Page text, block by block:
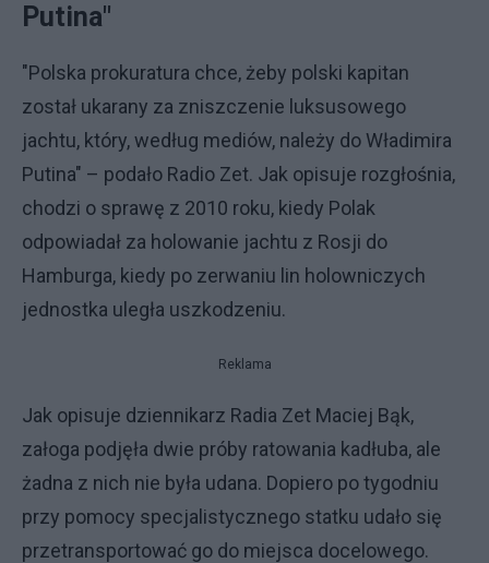
Putina"
"Polska prokuratura chce, żeby polski kapitan
został ukarany za zniszczenie luksusowego
jachtu, który, według mediów, należy do Władimira
Putina" – podało Radio Zet. Jak opisuje rozgłośnia,
chodzi o sprawę z 2010 roku, kiedy Polak
odpowiadał za holowanie jachtu z Rosji do
Hamburga, kiedy po zerwaniu lin holowniczych
jednostka uległa uszkodzeniu.
Reklama
Jak opisuje dziennikarz Radia Zet Maciej Bąk,
załoga podjęła dwie próby ratowania kadłuba, ale
żadna z nich nie była udana. Dopiero po tygodniu
przy pomocy specjalistycznego statku udało się
przetransportować go do miejsca docelowego.